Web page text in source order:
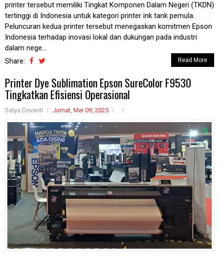
printer tersebut memiliki Tingkat Komponen Dalam Negeri (TKDN)
tertinggi di Indonesia untuk kategori printer ink tank pemula.
Peluncuran kedua printer tersebut menegaskan komitmen Epson
Indonesia terhadap inovasi lokal dan dukungan pada industri
dalam nege...
Share:
Read More
Printer Dye Sublimation Epson SureColor F9530
Tingkatkan Efisiensi Operasional
Satya Devanti Jumat, Mei 09, 2025